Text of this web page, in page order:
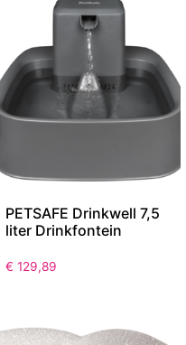
PETSAFE Drinkwell 7,5
liter Drinkfontein
€ 129,89